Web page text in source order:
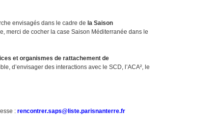
envisagés dans le cadre de la Saison
merci de cocher la case Saison Méditerranée dans le
et organismes de rattachement de
d’envisager des interactions avec le SCD, l’ACA², le
:rencontrer.saps@liste.parisnanterre.fr